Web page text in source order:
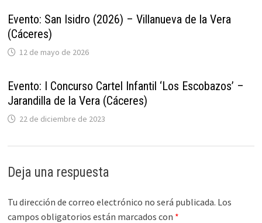
Evento: San Isidro (2026) – Villanueva de la Vera
(Cáceres)
12 de mayo de 2026
Evento: I Concurso Cartel Infantil ‘Los Escobazos’ –
Jarandilla de la Vera (Cáceres)
22 de diciembre de 2023
Deja una respuesta
Tu dirección de correo electrónico no será publicada. Los
campos obligatorios están marcados con *